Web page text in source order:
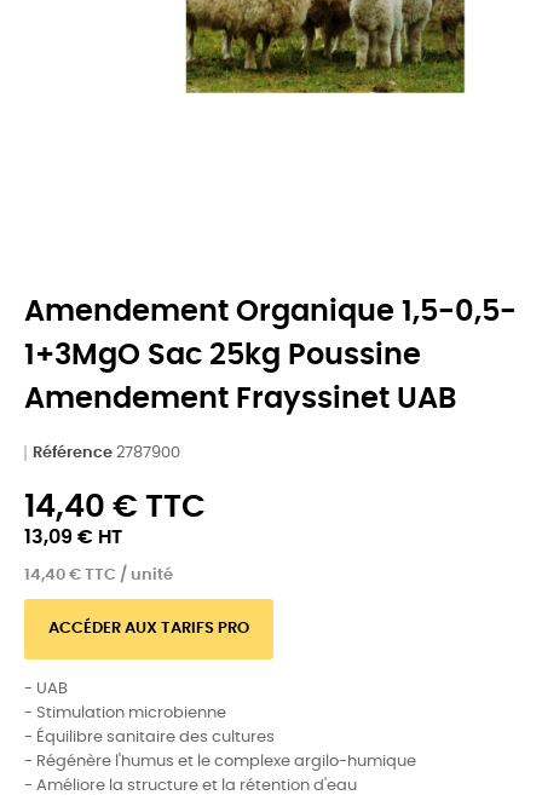
Amendement Organique 1,5-0,5-
1+3MgO Sac 25kg Poussine
Amendement Frayssinet UAB
Référence 2787900
14,40 € TTC
13,09 € HT
14,40 € TTC / unité
ACCÉDER AUX TARIFS PRO
- UAB
- Stimulation microbienne
- Équilibre sanitaire des cultures
- Régénère l'humus et le complexe argilo-humique
- Améliore la structure et la rétention d'eau